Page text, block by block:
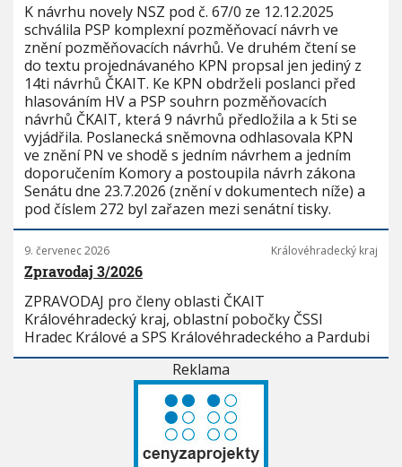
K návrhu novely NSZ pod č. 67/0 ze 12.12.2025
schválila PSP komplexní pozměňovací návrh ve
znění pozměňovacích návrhů. Ve druhém čtení se
do textu projednávaného KPN propsal jen jediný z
14ti návrhů ČKAIT. Ke KPN obdrželi poslanci před
hlasováním HV a PSP souhrn pozměňovacích
návrhů ČKAIT, která 9 návrhů předložila a k 5ti se
vyjádřila. Poslanecká sněmovna odhlasovala KPN
ve znění PN ve shodě s jedním návrhem a jedním
doporučením Komory a postoupila návrh zákona
Senátu dne 23.7.2026 (znění v dokumentech níže) a
pod číslem 272 byl zařazen mezi senátní tisky.
9. červenec 2026 Královéhradecký kraj
Zpravodaj 3/2026
ZPRAVODAJ pro členy oblasti ČKAIT
Královéhradecký kraj, oblastní pobočky ČSSI
Hradec Králové a SPS Královéhradeckého a Pardubi
Reklama